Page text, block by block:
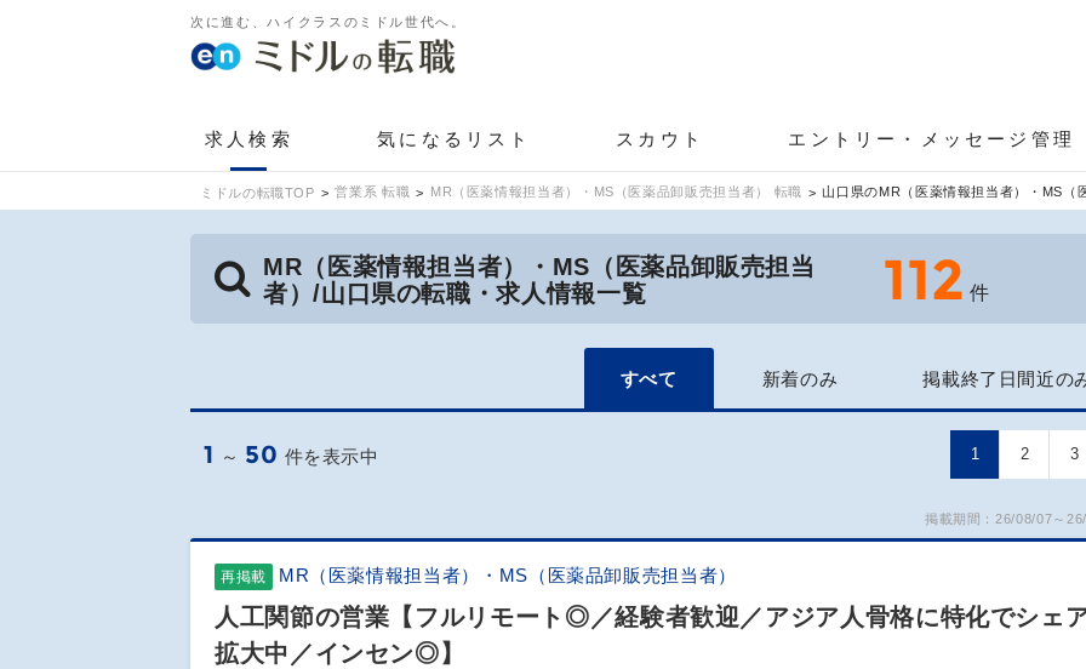
次に進む、ハイクラスのミドル世代へ。
求人検索 気になるリスト スカウト エントリー・メッセージ管理
ミドルの転職TOP 営業系 転職 MR（医薬情報担当者）・MS（医薬品卸販売担当者） 転職 山口県のMR（医薬情報担当者）・MS（
MR（医薬情報担当者）・MS（医薬品卸販売担当
者）/山口県の転職・求人情報一覧
112 件
すべて 新着のみ 掲載終了日間近の
1 ～ 50 件を表示中 1 2 3
掲載期間：26/08/07～
再掲載 MR（医薬情報担当者）・MS（医薬品卸販売担当者）
人工関節の営業【フルリモート◎／経験者歓迎／アジア人骨格に特化でシェ
拡大中／インセン◎】